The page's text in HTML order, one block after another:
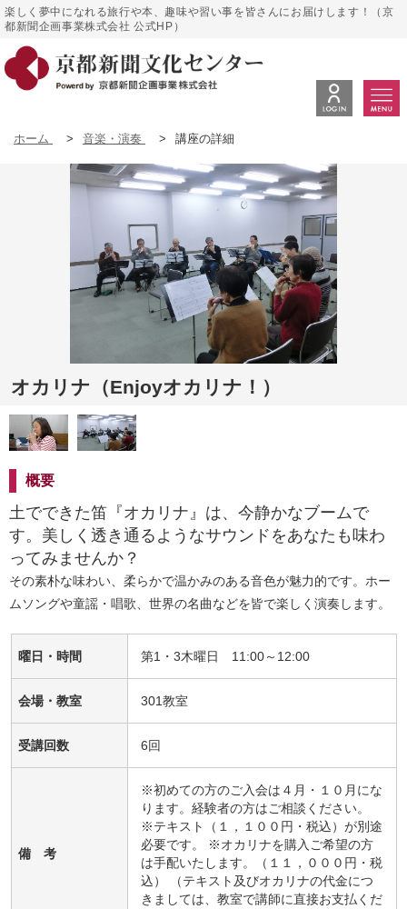
楽しく夢中になれる旅行や本、趣味や習い事を皆さんにお届けします！（京
都新聞企画事業株式会社 公式HP）
ホーム > 音楽・演奏 > 講座の詳細
オカリナ（Enjoyオカリナ！）
概要
土でできた笛『オカリナ』は、今静かなブームで
す。美しく透き通るようなサウンドをあなたも味わ
ってみませんか？
その素朴な味わい、柔らかで温かみのある音色が魅力的です。ホー
ムソングや童謡・唱歌、世界の名曲などを皆で楽しく演奏します。
曜日・時間 第1・3木曜日 11:00～12:00
会場・教室 301教室
受講回数 6回
備 考
※初めての方のご入会は４月・１０月にな
ります。経験者の方はご相談ください。
※テキスト（１，１００円・税込）が別途
必要です。 ※オカリナを購入ご希望の方
は手配いたします。（１１，０００円・税
込） （テキスト及びオカリナの代金につ
きましては、教室で講師に直接お支払くだ